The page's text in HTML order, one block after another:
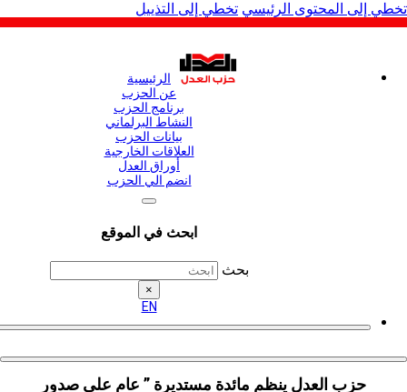
المحتوى الرئيسي تخطي إلى التذييل
الرئيسية
عن الحزب
برنامج الحزب
النشاط البرلماني
بيانات الحزب
العلاقات الخارجية
أوراق العدل
انضم الي الحزب
ابحث في الموقع
حزب العدل ينظم مائدة مستديرة ” عام علي صدور